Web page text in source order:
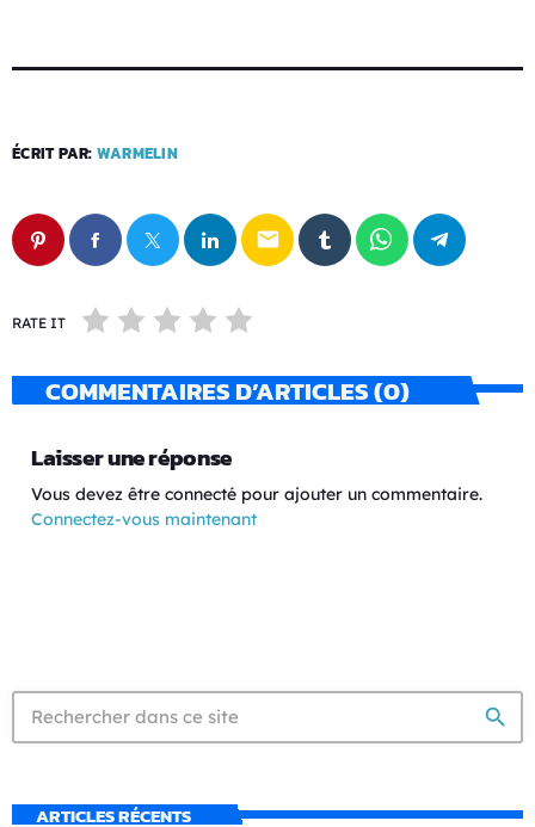
ÉCRIT PAR: WARMELIN
email
RATE IT
COMMENTAIRES D’ARTICLES (0)
Laisser une réponse
Vous devez être connecté pour ajouter un commentaire.
Connectez-vous maintenant
search
ARTICLES RÉCENTS